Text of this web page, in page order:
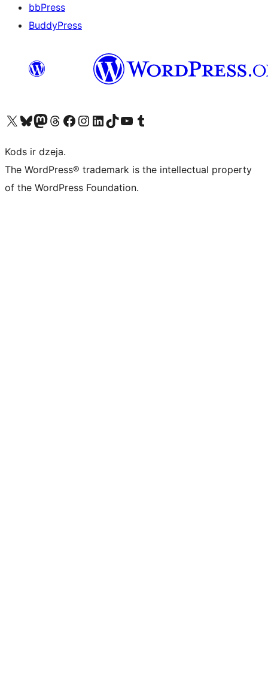
bbPress
BuddyPress
Apmeklējiet mūsu X (agrāk Twitter) kontu
Apmeklējiet mūsu Bluesky kontu
Apmeklējiet mūsu Mastodon kontu
Apmeklējiet mūsu Threads kontu
Apmeklējiet mūsu Facebook lapuApmeklējiet mūsu Instagram kontu
Apmeklējiet mūsu LinkedIn kontu
Apmeklējiet mūsu TikTok kontu
Apmeklējiet mūsu YouTube kanālu
Apmeklējiet mūsu Tumblr kontu
Kods ir dzeja.
The WordPress® trademark is the intellectual property
of the WordPress Foundation.